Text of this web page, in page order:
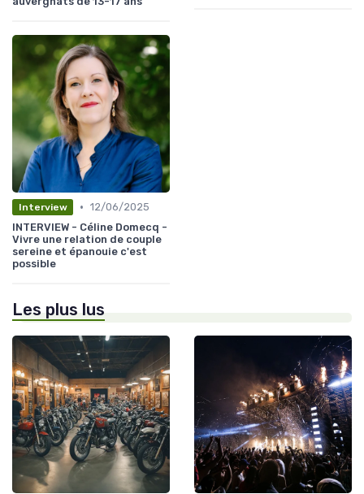
Interview • 12/06/2025
INTERVIEW - Céline Domecq -
Vivre une relation de couple
sereine et épanouie c'est
possible
Les plus lus